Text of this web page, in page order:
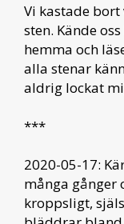
Vi kastade bort
sten. Kände
hemma och
alla stenar
aldrig lockat
***
2020-05-17:
många gånger
kroppsligt,